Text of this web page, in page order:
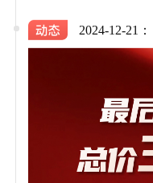
2024-12-21：